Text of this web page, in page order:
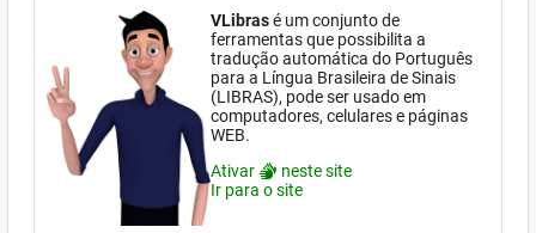
VLibrasé um conjunto de
ferramentas que possibilita a
tradução automática do Português
para a Língua Brasileira de Sinais
(LIBRAS), pode ser usado em
computadores, celulares e páginas
WEB.
Ativar
neste site
Ir para o site